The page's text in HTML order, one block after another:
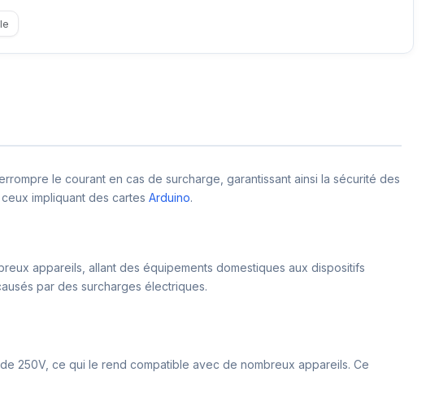
le courant en cas de surcharge, garantissant ainsi la sécurité des
impliquant des cartes Arduino.
appareils, allant des équipements domestiques aux dispositifs
par des surcharges électriques.
250V, ce qui le rend compatible avec de nombreux appareils. Ce